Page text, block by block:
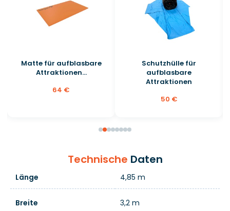
Matte für aufblasbare
Attraktionen...
64 €
Schutzhülle für
aufblasbare
Attraktionen
50 €
Technische Daten
Länge 4,85 m
Breite 3,2 m